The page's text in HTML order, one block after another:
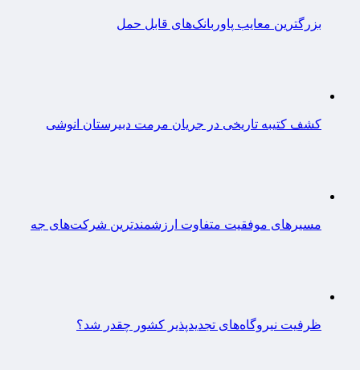
بزرگترین معایب پاوربانک‌های قابل حمل
کشف کتیبه تاریخی در جریان مرمت دبیرستان انوشی
مسیرهای موفقیت متفاوت ارزشمندترین شرکت‌های جه
ظرفیت نیروگاه‌های تجدیدپذیر کشور چقدر شد؟